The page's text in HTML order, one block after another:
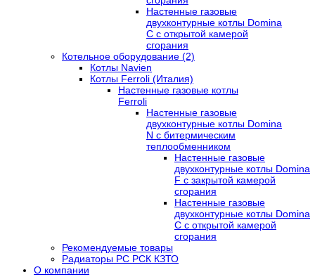
Настенные газовые
двухконтурные котлы Domina
C с открытой камерой
сгорания
Котельное оборудование (2)
Котлы Navien
Котлы Ferroli (Италия)
Настенные газовые котлы
Ferroli
Настенные газовые
двухконтурные котлы Domina
N с битермическим
теплообменником
Настенные газовые
двухконтурные котлы Domina
F с закрытой камерой
сгорания
Настенные газовые
двухконтурные котлы Domina
C с открытой камерой
сгорания
Рекомендуемые товары
Радиаторы РС РСК КЗТО
О компании